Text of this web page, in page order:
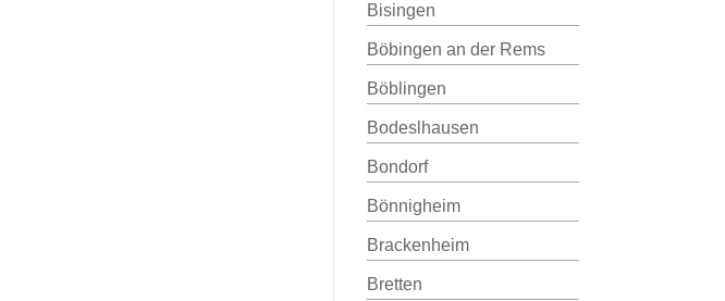
Bisingen
Böbingen an der Rems
Böblingen
Bodeslhausen
Bondorf
Bönnigheim
Brackenheim
Bretten